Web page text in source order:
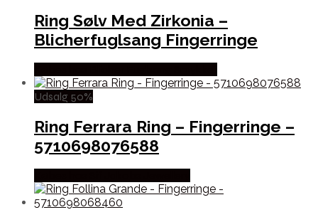
Ring Sølv Med Zirkonia –
Blicherfuglsang Fingerringe
Udsalg 50%
Ring Ferrara Ring – Fingerringe –
5710698076588